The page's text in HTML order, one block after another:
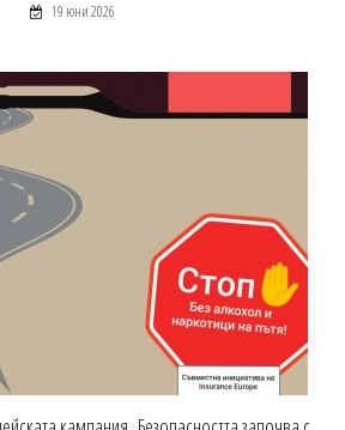
19 юни 2026